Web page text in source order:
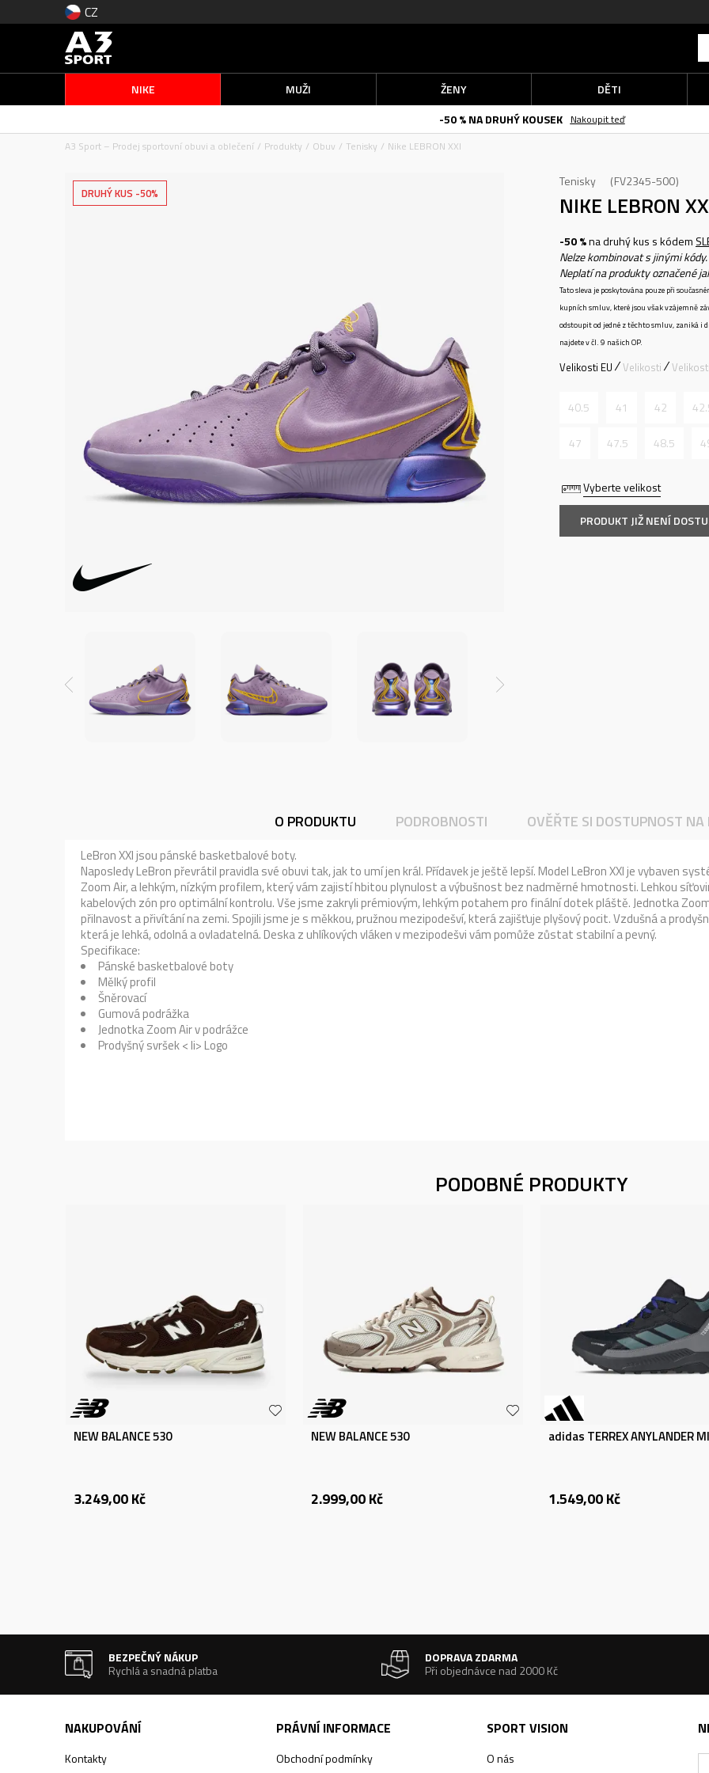
CZ
NIKE MUŽI ŽENY DĚTI
-50 % NA DRUHÝ KOUSEK
Nakoupit teď
A3 Sport – Prodej sportovní obuvi a oblečení
Produkty Obuv Tenisky Nike LEBRON XXI
DRUHÝ KUS -50%
Tenisky FV2345-500
NIKE LEBRON
-50 %na druhý kus s kódem
Nelze kombinovat s jinými kódy.
Neplatí na produkty označené
Tato sleva je poskytována pouze při
kupních smluv, které jsou však vzájemně
odstoupit od jedné z těchto smluv, zaniká i
najdete v čl. 9 našich OP.
Vyberte velikost
Velikosti EU Velikosti
40.5 41 42
47 47.5 48.5
PRODUKT JIŽ NENÍ
O PRODUKTU PODROBNOSTI OVĚŘTE SI DOSTUPNOST NA
LeBron XXI jsou pánské basketbalové boty.
Naposledy LeBron převrátil pravidla své obuvi tak, jak to umí jen král. Přídavek je ještě lepší. Model LeBron XXI je vybaven
Zoom Air, a lehkým, nízkým profilem, který vám zajistí hbitou plynulost a výbušnost bez nadměrné hmotnosti. Lehkou
kabelových zón pro optimální kontrolu. Vše jsme zakryli prémiovým, lehkým potahem pro finální dotek pláště. Jednotka
přilnavost a přivítání na zemi. Spojili jsme je s měkkou, pružnou mezipodešví, která zajišťuje plyšový pocit. Vzdušná a
která je lehká, odolná a ovladatelná. Deska z uhlíkových vláken v mezipodešvi vám pomůže zůstat stabilní a pevný.
Specifikace:
Pánské basketbalové boty
Mělký profil
Šněrovací
Gumová podrážka
Jednotka Zoom Air v podrážce
Prodyšný svršek < li> Logo
PODOBNÉ PRODUKTY
NEW BALANCE 530
3.249,00Kč
NEW BALANCE 530
2.999,00Kč
adidas TERREX ANYLANDER
1.549,00Kč
BEZPEČNÝ NÁKUP
Rychlá a snadná platba
DOPRAVA ZDARMA
Při objednávce nad 2000 Kč
NAKUPOVÁNÍ
Kontakty
PRÁVNÍ INFORMACE
Obchodní podmínky
SPORT VISION
O nás